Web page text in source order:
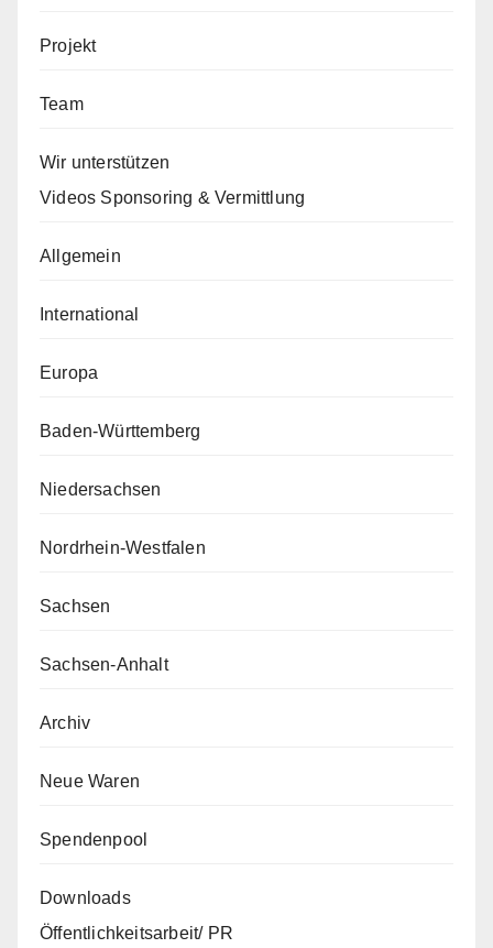
Projekt
Team
Wir unterstützen
Videos Sponsoring & Vermittlung
Allgemein
International
Europa
Baden-Württemberg
Niedersachsen
Nordrhein-Westfalen
Sachsen
Sachsen-Anhalt
Archiv
Neue Waren
Spendenpool
Downloads
Öffentlichkeitsarbeit/ PR